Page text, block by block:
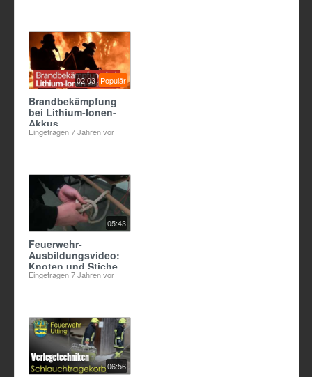
02:03 Populär
Brandbekämpfung
bei Lithium-Ionen-
Akkus
Eingetragen7 Jahren vor
05:43
Feuerwehr-
Ausbildungsvideo:
Knoten und Stiche
Eingetragen7 Jahren vor
06:56